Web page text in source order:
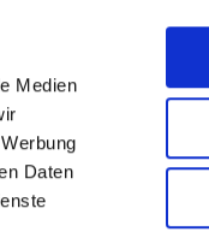
Medien
Daten